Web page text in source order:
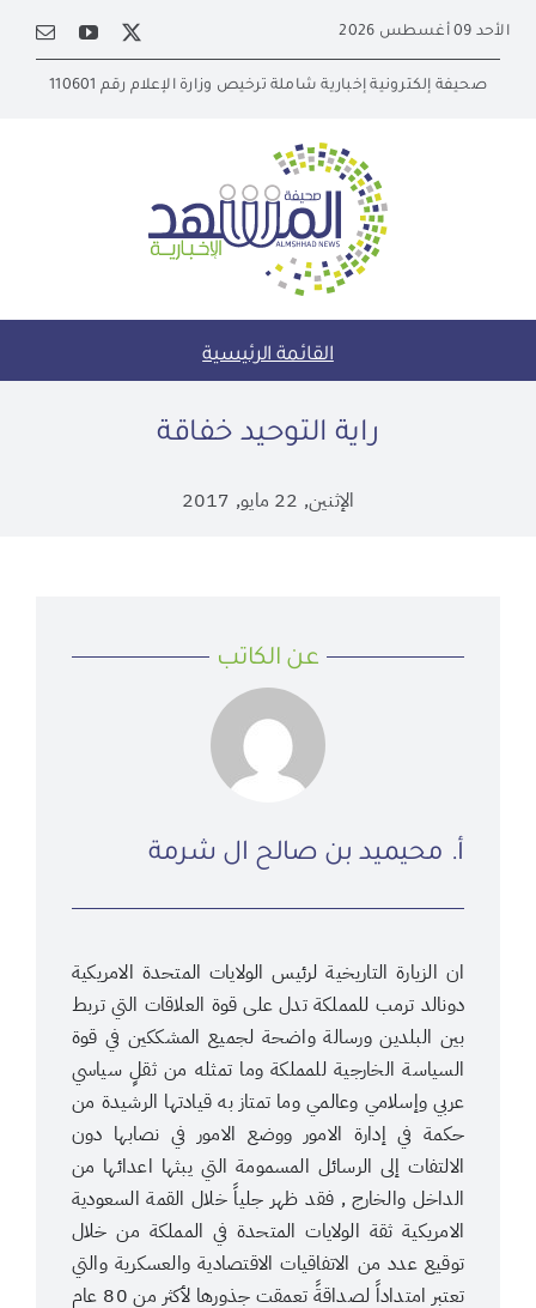
content
الأحد 09 أغسطس 2026
صحيفة إلكترونية إخبارية شاملة ترخيص وزارة الإعلام رقم 110601
القائمة الرئيسية
راية التوحيد خفاقة
الإثنين, 22 مايو, 2017
عن الكاتب
أ. محيميد بن صالح ال شرمة
ان الزيارة التاريخية لرئيس الولايات المتحدة الامريكية
دونالد ترمب للمملكة تدل على قوة العلاقات التي تربط
بين البلدين ورسالة واضحة لجميع المشككين في قوة
السياسة الخارجية للمملكة وما تمثله من ثقلٍ سياسي
عربي وإسلامي وعالمي وما تمتاز به قيادتها الرشيدة من
حكمة في إدارة الامور ووضع الامور في نصابها دون
الالتفات إلى الرسائل المسمومة التي يبثها اعدائها من
الداخل والخارج , فقد ظهر جلياً خلال القمة السعودية
الامريكية ثقة الولايات المتحدة في المملكة من خلال
توقيع عدد من الاتفاقيات الاقتصادية والعسكرية والتي
تعتبر امتداداً لصداقةً تعمقت جذورها لأكثر من 80 عام